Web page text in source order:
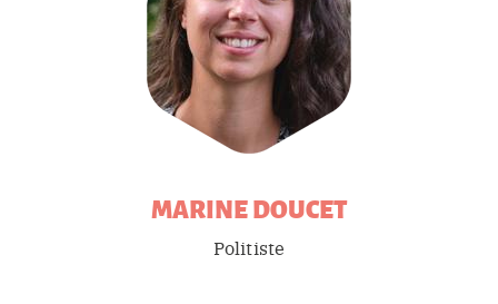
MARINEDOUCET
Politiste